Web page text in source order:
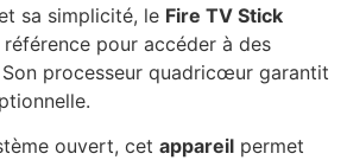
sa simplicité, le Fire TV Stick
référence pour accéder à des
processeur quadricœur garantit
ouvert, cet appareil permet